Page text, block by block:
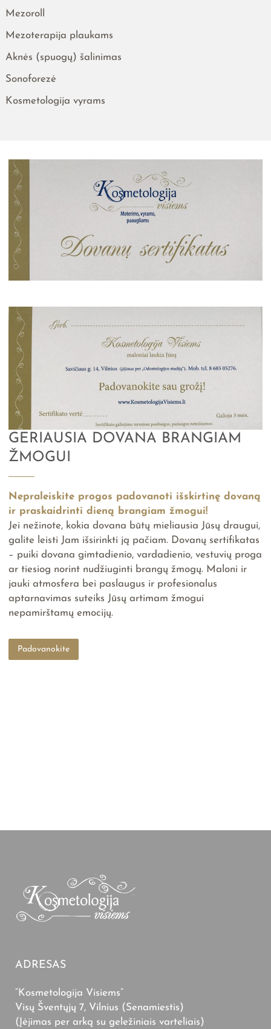
Mezoroll
Mezoterapija plaukams
Aknės (spuogų) šalinimas
Sonoforezė
Kosmetologija vyrams
GERIAUSIA DOVANA BRANGIAM
ŽMOGUI
Nepraleiskite progos padovanoti išskirtinę dovaną
ir praskaidrinti dieną brangiam žmogui!
Jei nežinote, kokia dovana būtų mieliausia Jūsų draugui,
galite leisti Jam išsirinkti ją pačiam. Dovanų sertifikatas
– puiki dovana gimtadienio, vardadienio, vestuvių proga
ar tiesiog norint nudžiuginti brangų žmogų. Maloni ir
jauki atmosfera bei paslaugus ir profesionalus
aptarnavimas suteiks Jūsų artimam žmogui
nepamirštamų emocijų.
Padovanokite
ADRESAS
“Kosmetologija Visiems”
Visų Šventųjų 7, Vilnius (Senamiestis)
(Įėjimas per arką su geležiniais varteliais)